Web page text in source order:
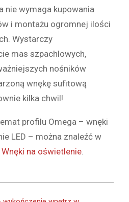
nie wymaga kupowania
i montażu ogromnej ilości
Wystarczy
mas szpachlowych,
nośników
wnękę sufitową
kilka chwil!
profilu Omega – wnęki
LED – można znaleźć w
Wnęki na oświetlenie